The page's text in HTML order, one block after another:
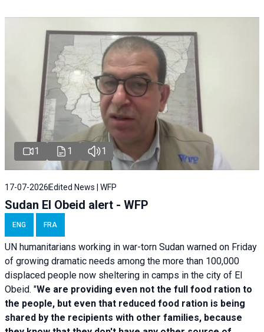
1 1 1
17-07-2026 Edited News | WFP
Sudan El Obeid alert - WFP
ENG FRA
UN humanitarians working in war-torn Sudan warned on Friday
of growing dramatic needs among the more than 100,000
displaced people now sheltering in camps in the city of El
Obeid. "We are providing even not the full food ration to
the people, but even that reduced food ration is being
shared by the recipients with other families, because